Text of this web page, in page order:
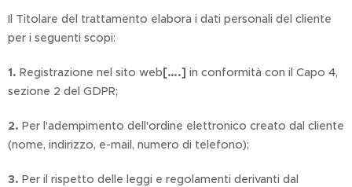
Il Titolare del trattamento elabora i dati personali del cliente
per i seguenti scopi:
1. Registrazione nel sito web[….] in conformità con il Capo 4,
sezione 2 del GDPR;
2. Per l'adempimento dell'ordine elettronico creato dal cliente
(nome, indirizzo, e-mail, numero di telefono);
3. Per il rispetto delle leggi e regolamenti derivanti dal